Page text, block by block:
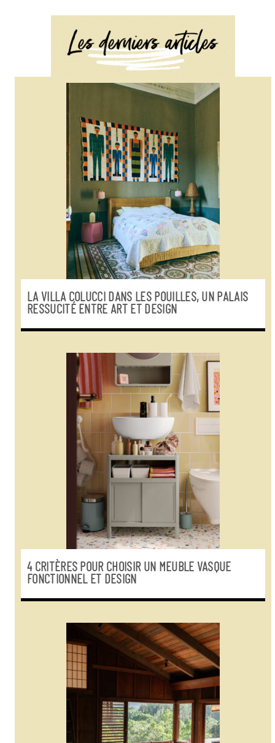
LA VILLA COLUCCI DANS LES POUILLES, UN PALAIS
RESSUCITÉ ENTRE ART ET DESIGN
4 CRITÈRES POUR CHOISIR UN MEUBLE VASQUE
FONCTIONNEL ET DESIGN